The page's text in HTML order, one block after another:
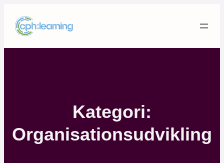
indhold
Kategori:
Organisationsudvikling